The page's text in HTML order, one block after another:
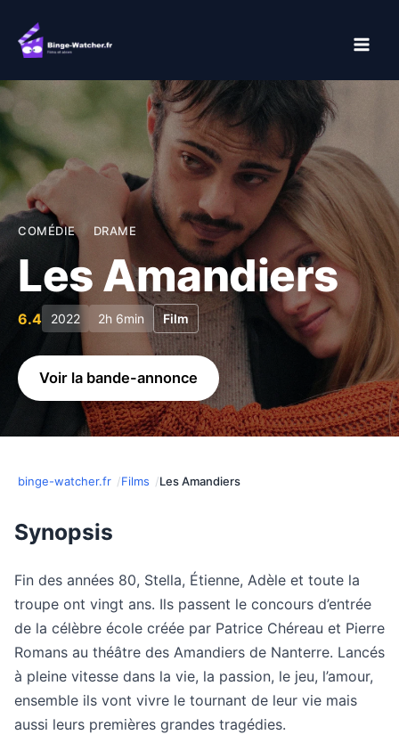
contenu
COMÉDIE DRAME
Les Amandiers
6.4 2022 2h 6min Film
Voir la bande-annonce
binge-watcher.fr Films Les Amandiers
Synopsis
Fin des années 80, Stella, Étienne, Adèle et toute la
troupe ont vingt ans. Ils passent le concours d’entrée
de la célèbre école créée par Patrice Chéreau et Pierre
Romans au théâtre des Amandiers de Nanterre. Lancés
à pleine vitesse dans la vie, la passion, le jeu, l’amour,
ensemble ils vont vivre le tournant de leur vie mais
aussi leurs premières grandes tragédies.